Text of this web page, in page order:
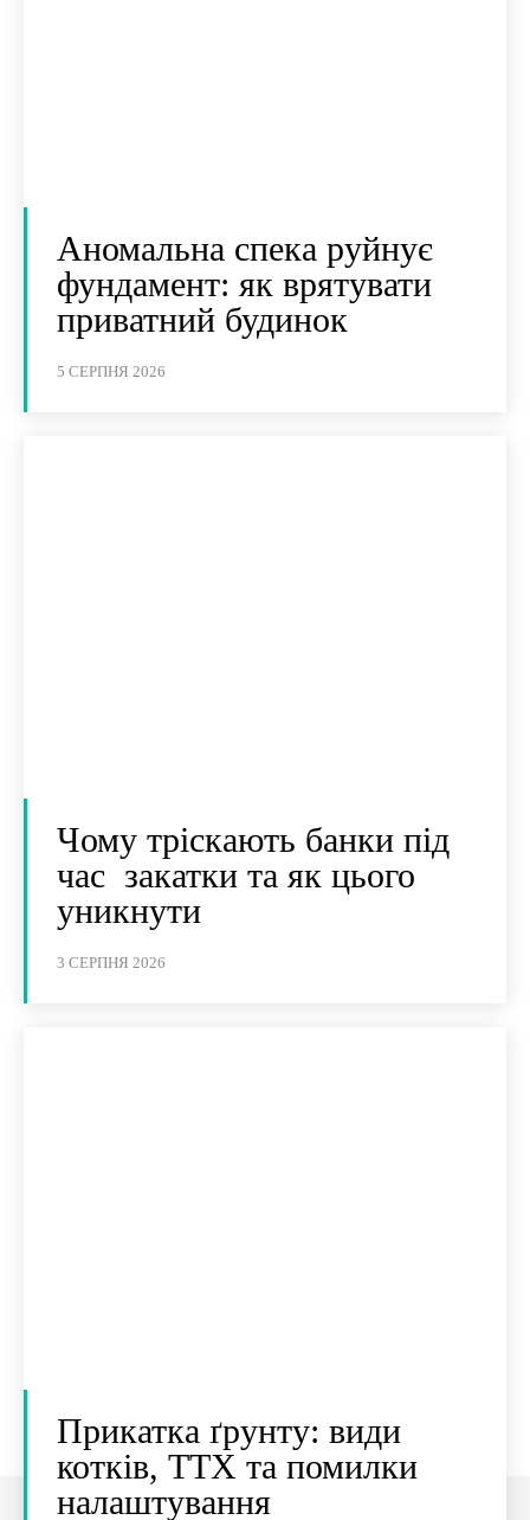
Аномальна спека руйнує
фундамент: як врятувати
приватний будинок
5 СЕРПНЯ 2026
Чому тріскають банки під
час закатки та як цього
уникнути
3 СЕРПНЯ 2026
Прикатка ґрунту: види
котків, ТТХ та помилки
налаштування